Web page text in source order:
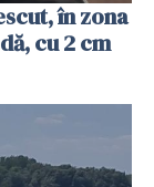
în zona
cu 2 cm